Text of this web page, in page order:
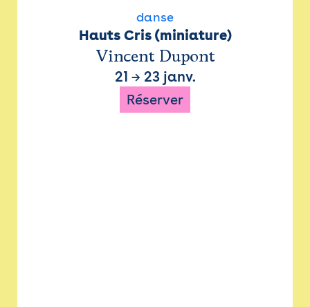
danse
Hauts Cris (miniature)
Vincent Dupont
21 → 23 janv.
Réserver